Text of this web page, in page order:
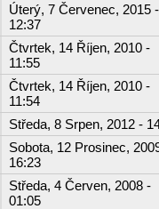
Úterý, 7 Červenec, 2015 -
12:37
Čtvrtek, 14 Říjen, 2010 -
11:55
Čtvrtek, 14 Říjen, 2010 -
11:54
Středa, 8 Srpen, 2012 -
Sobota, 12 Prosinec,
16:23
Středa, 4 Červen, 2008 -
01:05